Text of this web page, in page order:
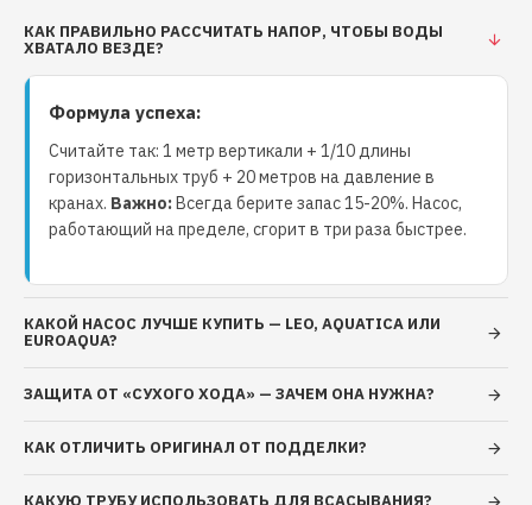
защита от перегрузок с автоматическим
перезапуском напряжение питания: 220 В, 50 Гц
режим работы: продолжительный Ограничения:
перекачиваемая жидкость: вода или другие
жидкости, сходные с водой по плотности и
химической активности общая минерализация воды,
не более 1500 г/м³ показатель рН 6,5 – 9,5
содержание механических примесей, не более 0,01%
максимальная температура перекачиваемой
жидкости: +40°С максимальная температура
окружающей среды: +40°С максимальное рабочее
давление: 0,7 МПа (7 бар)
КАК ПРАВИЛЬНО РАССЧИТАТЬ НАПОР, ЧТОБЫ ВОДЫ
ХВАТАЛО ВЕЗДЕ?
Формула успеха:
Считайте так: 1 метр вертикали + 1/10 длины
горизонтальных труб + 20 метров на давление в
кранах. Важно:Всегда берите запас 15-20%. Насос,
работающий на пределе, сгорит в три раза быстрее.
КАКОЙ НАСОС ЛУЧШЕ КУПИТЬ — LEO, AQUATICA ИЛИ
EUROAQUA?
ЗАЩИТА ОТ «СУХОГО ХОДА» — ЗАЧЕМ ОНА НУЖНА?
КАК ОТЛИЧИТЬ ОРИГИНАЛ ОТ ПОДДЕЛКИ?
КАКУЮ ТРУБУ ИСПОЛЬЗОВАТЬ ДЛЯ ВСАСЫВАНИЯ?